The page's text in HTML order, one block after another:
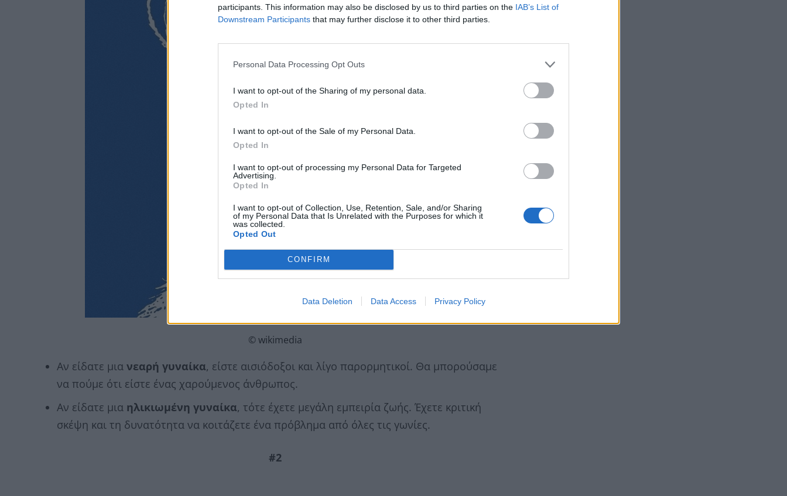
participants. This information may also be disclosed by us to third parties on the IAB’s List of
Downstream Participants that may further disclose it to other third parties.
Personal Data Processing Opt Outs
I want to opt-out of the Sharing of my personal data.
Opted In
I want to opt-out of the Sale of my Personal Data.
Opted In
I want to opt-out of processing my Personal Data for Targeted
Advertising.
Opted In
I want to opt-out of Collection, Use, Retention, Sale, and/or Sharing
of my Personal Data that Is Unrelated with the Purposes for which it
was collected.
Opted Out
CONFIRM
Data Deletion Data Access Privacy Policy
© wikimedia
Αν είδατε μια νεαρή γυναίκα, είστε αισιόδοξοι και λίγο παρορμητικοί. Θα μπορούσαμε
να πούμε ότι είστε ένας χαρούμενος άνθρωπος.
Αν είδατε μια ηλικιωμένη γυναίκα, τότε έχετε μεγάλη εμπειρία ζωής. Έχετε κριτική
σκέψη και τη δυνατότητα να κοιτάζετε ένα πρόβλημα από όλες τις γωνίες.
#2